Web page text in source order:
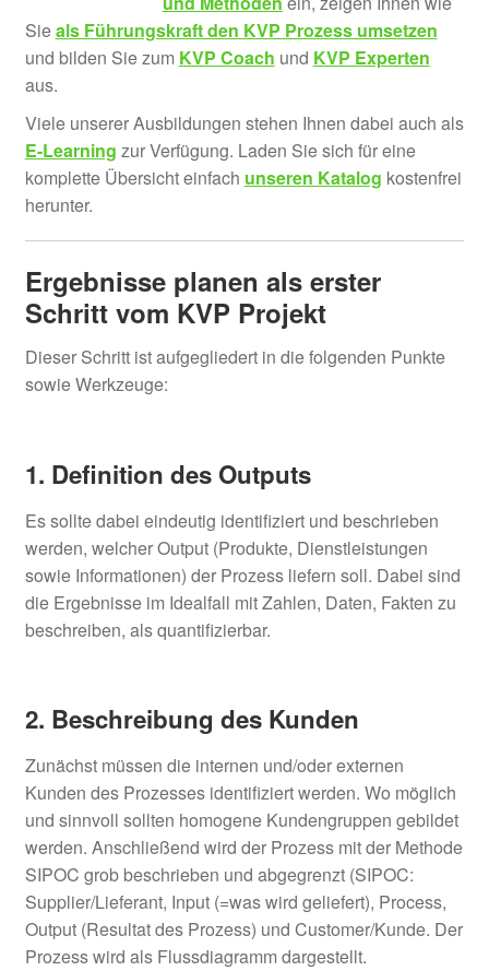
Sieals Führungskraft den KVP Prozess umsetzen
und bilden Sie zum KVP Coach und KVP Experten
aus.
Viele unserer Ausbildungen stehen Ihnen dabei auch als
E-Learning zur Verfügung. Laden Sie sich für eine
komplette Übersicht einfach unseren Katalog kostenfrei
herunter.
Ergebnisse planen als erster
Schritt vom KVP Projekt
Dieser Schritt ist aufgegliedert in die folgenden Punkte
sowie Werkzeuge:
1. Definition des Outputs
Es sollte dabei eindeutig identifiziert und beschrieben
werden, welcher Output (Produkte, Dienstleistungen
sowie Informationen) der Prozess liefern soll. Dabei sind
die Ergebnisse im Idealfall mit Zahlen, Daten, Fakten zu
beschreiben, als quantifizierbar.
2. Beschreibung des Kunden
Zunächst müssen die internen und/oder externen
Kunden des Prozesses identifiziert werden. Wo möglich
und sinnvoll sollten homogene Kundengruppen gebildet
werden. Anschließend wird der Prozess mit der Methode
SIPOC grob beschrieben und abgegrenzt (SIPOC:
Supplier/Lieferant, Input (=was wird geliefert), Process,
Output (Resultat des Prozess) und Customer/Kunde. Der
Prozess wird als Flussdiagramm dargestellt.